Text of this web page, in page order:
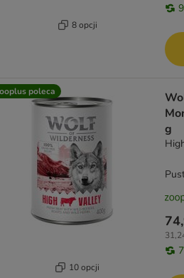
8 opcji
poleca
10 opcji
g